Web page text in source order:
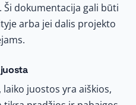
dokumentacija gali būti
arba jei dalis projekto
juostos yra aiškios,